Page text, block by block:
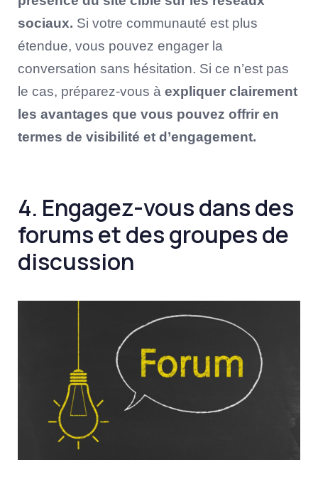
sociaux. Si votre communauté est plus
étendue, vous pouvez engager la
conversation sans hésitation. Si ce n’est pas
le cas, préparez-vous à expliquer clairement
les avantages que vous pouvez offrir en
termes de visibilité et d’engagement.
4. Engagez-vous dans des
forums et des groupes de
discussion